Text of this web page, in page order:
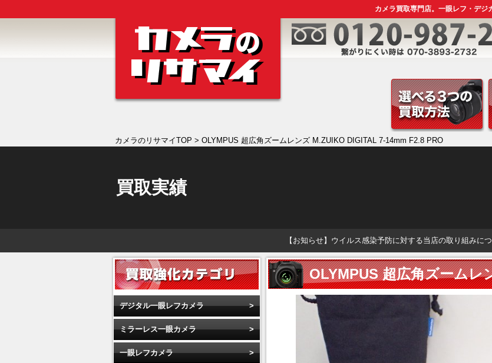
カメラ買取専門店。一眼レフ・デジ
カメラのリサマイTOP > OLYMPUS 超広角ズームレンズ M.ZUIKO DIGITAL 7-14mm F2.8 PRO
買取実績
【お知らせ】ウイルス感染予防に対する当店の取り組みに
デジタル一眼レフカメラ
ミラーレス一眼カメラ
一眼レフカメラ